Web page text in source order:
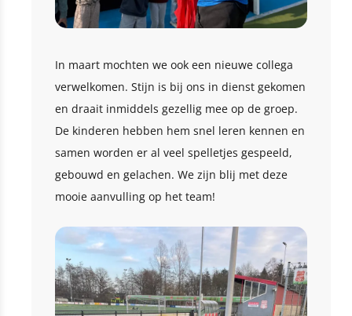
In maart mochten we ook een nieuwe collega
verwelkomen. Stijn is bij ons in dienst gekomen
en draait inmiddels gezellig mee op de groep.
De kinderen hebben hem snel leren kennen en
samen worden er al veel spelletjes gespeeld,
gebouwd en gelachen. We zijn blij met deze
mooie aanvulling op het team!